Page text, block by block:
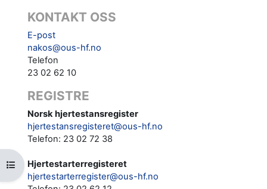
Öppna kursmenyn
KONTAKT OSS
E-post
nakos@ous-hf.no
Telefon
23 02 62 10
REGISTRE
Norsk hjertestansregister
hjertestansregisteret@ous-hf.no
Telefon: 23 02 72 38
Hjertestarterregisteret
hjertestarterregister@ous-hf.no